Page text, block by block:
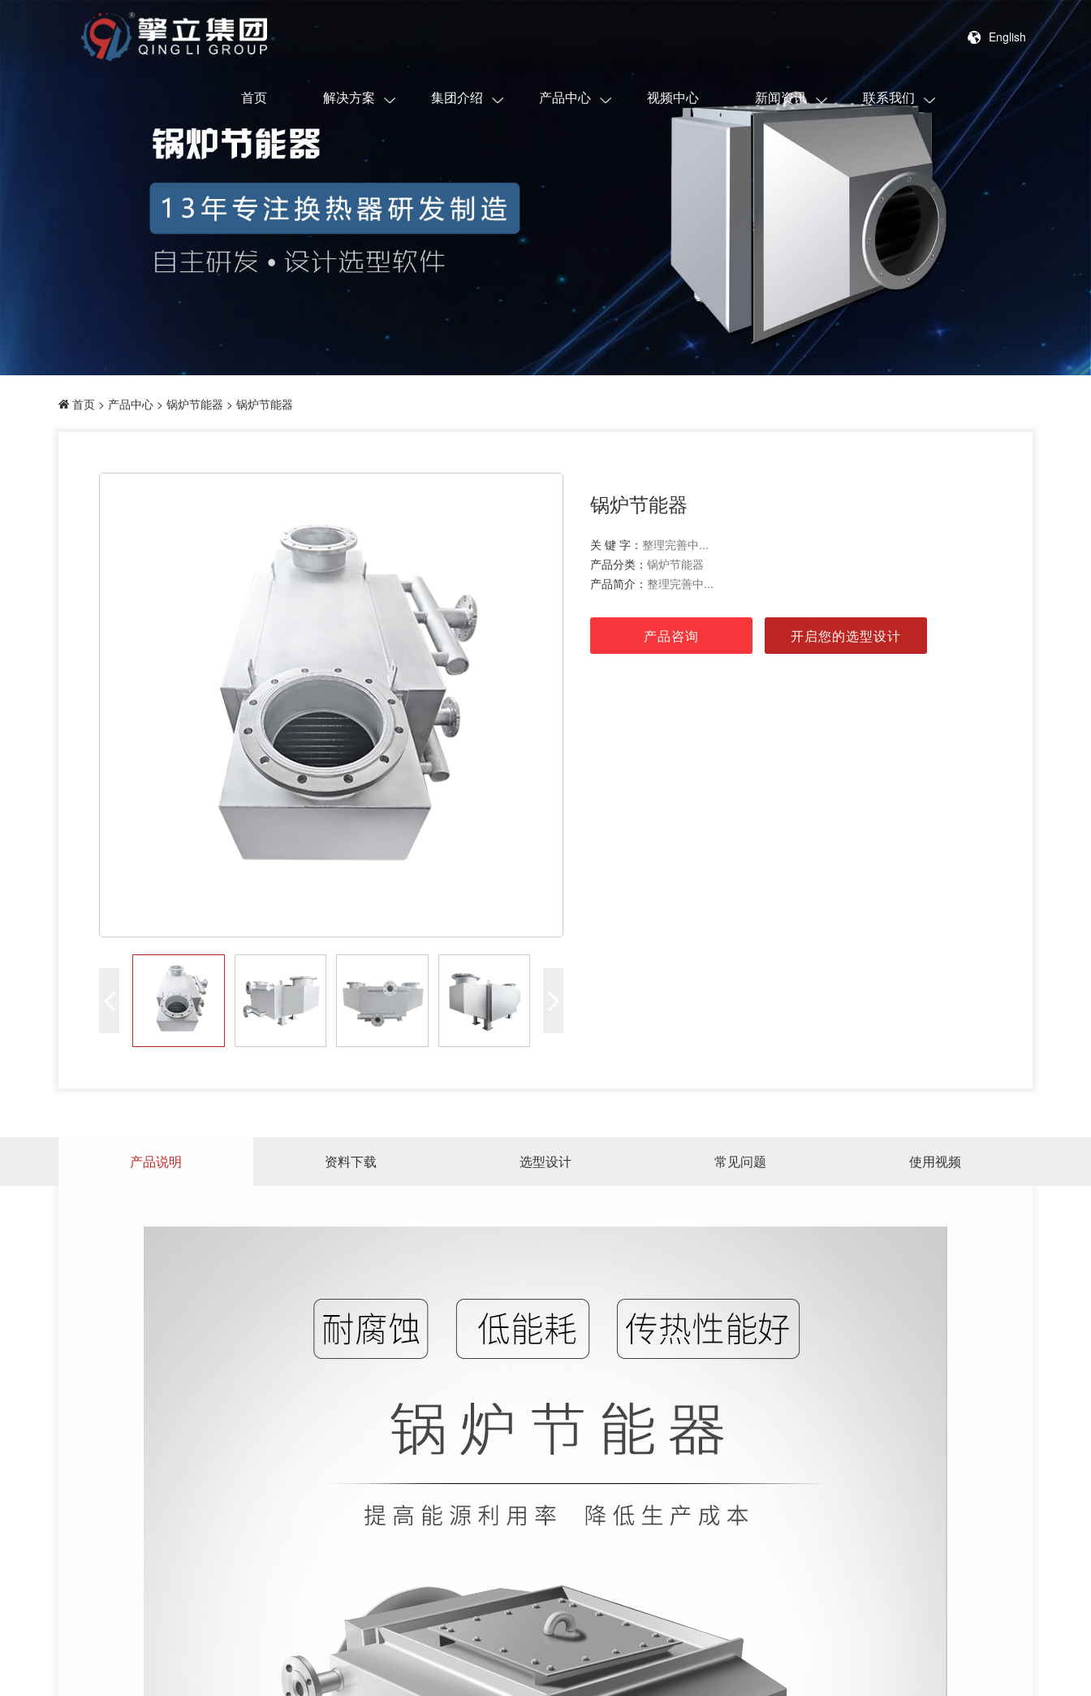
English
首页 解决方案 集团介绍 产品中心 视频中心 新闻资讯 联系我们
首页 > 产品中心 > 锅炉节能器 > 锅炉节能器
锅炉节能器
关 键 字： 整理完善中...
产品分类： 锅炉节能器
产品简介： 整理完善中...
产品咨询 开启您的选型设计
产品说明 资料下载 选型设计 常见问题 使用视频